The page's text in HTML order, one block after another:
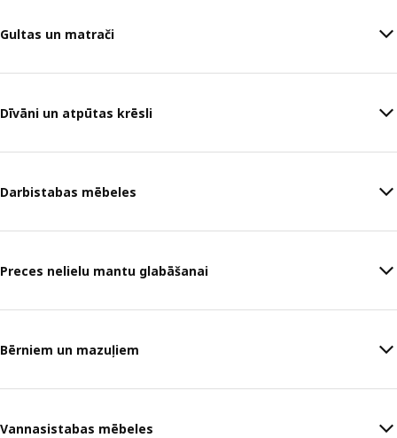
Gultas un matrači
Dīvāni un atpūtas krēsli
Darbistabas mēbeles
Preces nelielu mantu glabāšanai
Bērniem un mazuļiem
Vannasistabas mēbeles